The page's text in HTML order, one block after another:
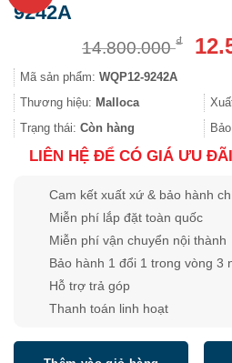
9242A
14.800.000₫
Giá
Mã sản phẩm: WQP12-9242A
Thương hiệu: Malloca
Trạng thái: Còn hàng
LIÊN HỆ ĐỂ CÓ GIÁ ƯU
Cam kết xuất xứ & bảo hành
Miễn phí lắp đặt toàn quốc
Miễn phí vận chuyển nội thành
Bảo hành 1 đổi 1 trong vòng 3
Hỗ trợ trả góp
Thanh toán linh hoạt